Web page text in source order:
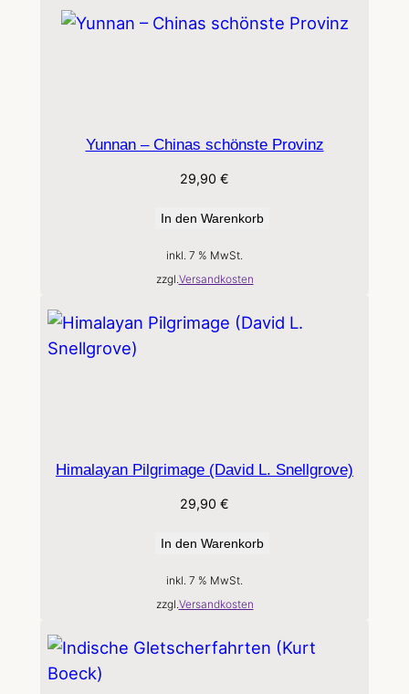
Yunnan – Chinas schönste Provinz
29,90 €
In den Warenkorb
inkl. 7 % MwSt.
zzgl.Versandkosten
Himalayan Pilgrimage (David L. Snellgrove)
29,90 €
In den Warenkorb
inkl. 7 % MwSt.
zzgl. Versandkosten